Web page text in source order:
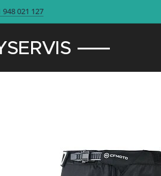
948 021 127